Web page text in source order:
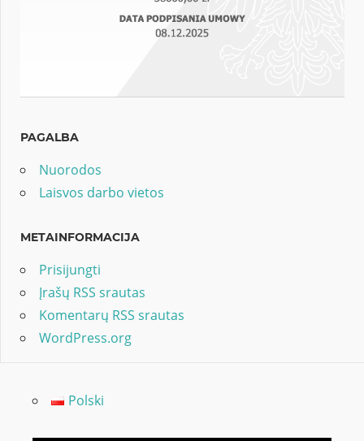
PAGALBA
Nuorodos
Laisvos darbo vietos
METAINFORMACIJA
Prisijungti
Įrašų RSS srautas
Komentarų RSS srautas
WordPress.org
Polski